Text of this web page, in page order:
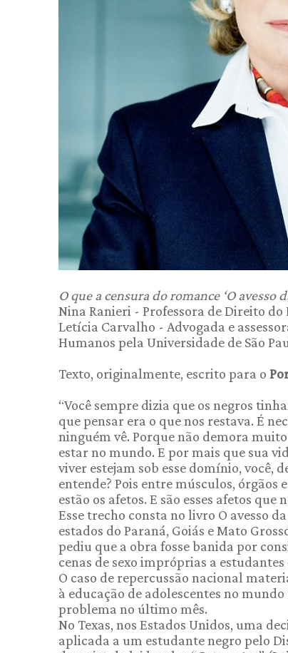
O que a censura do romance ‘O avesso
Nina Ranieri - Professora de Direito
Letícia Carvalho - Advogada e
Humanos pela Universidade de São
Texto, originalmente, escrito para o
“Você sempre dizia que os negros
que pensar era o que nos restava. É
ninguém vê. Porque não demora
estar no mundo. E por mais que sua
viver estejam sob esse domínio, você,
entende? Pois entre músculos, órgãos
estão os afetos. E são esses afetos que
Esse trecho consta no livro O avesso
estados do Paraná, Goiás e Mato
pediu que a obra fosse banida por
cenas de sexo impróprias a
O caso de repercussão nacional
à educação de adolescentes no
problema no último mês.
No Texas, nos Estados Unidos, uma
aplicada a um estudante negro pelo